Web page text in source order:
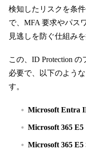
検知したリスクを条
で、MFA 要求やパス
見逃しを防ぐ仕組みを
この、ID Protection
必要で、以下のよう
す。
Microsoft Entra
Microsoft 365 E5
Microsoft 365 E5